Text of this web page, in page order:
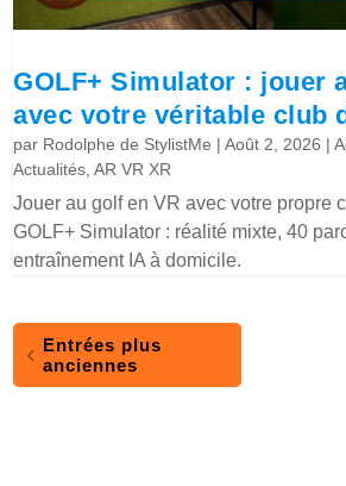
GOLF+ Simulator : jouer
avec votre véritable club
par Rodolphe de StylistMe |Août 2, 2026 |
Actualités ,AR VR XR
Jouer au golf en VR avec votre propre
GOLF+ Simulator : réalité mixte, 40
entraînement IA à domicile.
Entrées plus
anciennes